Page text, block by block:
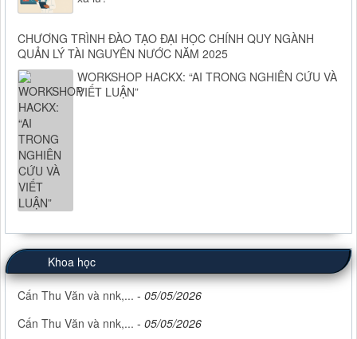
CHƯƠNG TRÌNH ĐÀO TẠO ĐẠI HỌC CHÍNH QUY NGÀNH
QUẢN LÝ TÀI NGUYÊN NƯỚC NĂM 2025
WORKSHOP HACKX: “AI TRONG NGHIÊN CỨU VÀ
VIẾT LUẬN”
Khoa học
Cấn Thu Văn và nnk,... - 05/05/2026
Cấn Thu Văn và nnk,... - 05/05/2026